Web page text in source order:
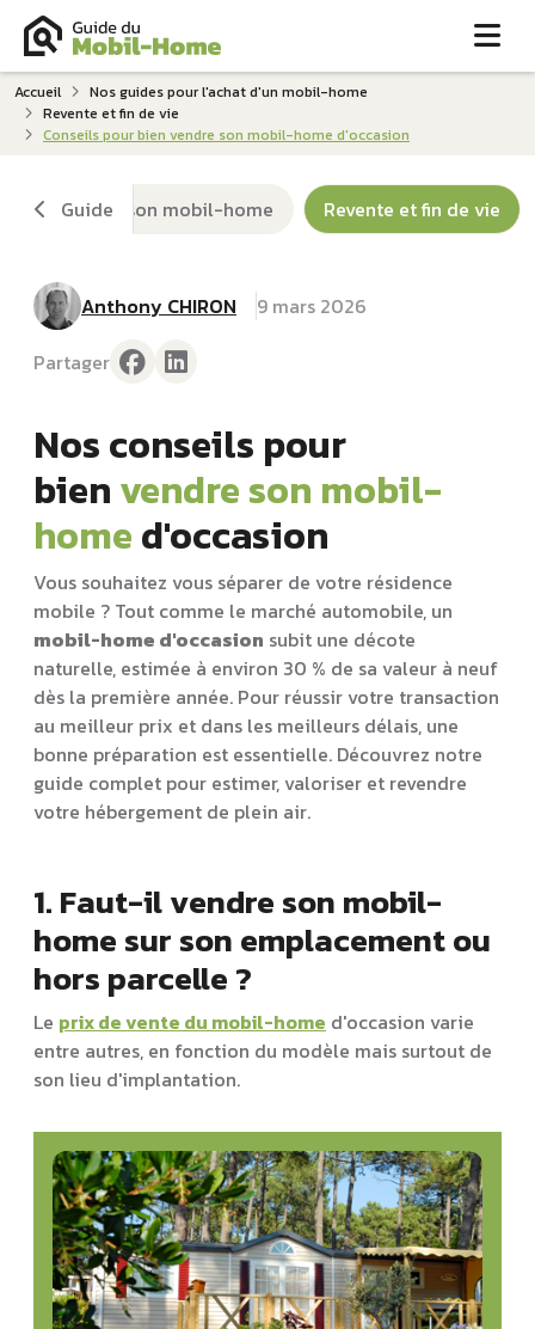
Accueil
Nos guides pour l'achat d'un mobil-home
Revente et fin de vie
Conseils pour bien vendre son mobil-home d'occasion
Guide
en location son mobil-home Revente et fin de vie
Anthony CHIRON
9 mars 2026
Partager
Nos conseils pour
bienvendre son mobil-
homed'occasion
Vous souhaitez vous séparer de votre résidence
mobile ? Tout comme le marché automobile, un
mobil-home d'occasion subit une décote
naturelle, estimée à environ 30 % de sa valeur à neuf
dès la première année. Pour réussir votre transaction
au meilleur prix et dans les meilleurs délais, une
bonne préparation est essentielle. Découvrez notre
guide complet pour estimer, valoriser et revendre
votre hébergement de plein air.
1. Faut-il vendre son mobil-
home sur son emplacement ou
hors parcelle ?
Le prix de vente du mobil-home d'occasion varie
entre autres, en fonction du modèle mais surtout de
son lieu d'implantation.